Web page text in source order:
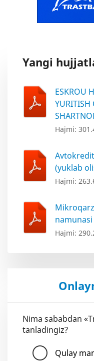
Yangi
ESKROU
YURITISH
Hajmi:
(yuklab
Hajmi:
Hajmi:
Nima sababdan
tanladingiz?
Qulay